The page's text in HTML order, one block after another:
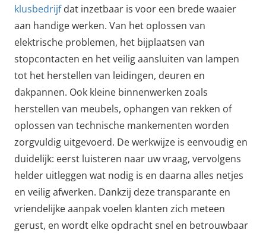
klusbedrijfdat inzetbaar is voor een brede waaier
aan handige werken. Van het oplossen van
elektrische problemen, het bijplaatsen van
stopcontacten en het veilig aansluiten van lampen
tot het herstellen van leidingen, deuren en
dakpannen. Ook kleine binnenwerken zoals
herstellen van meubels, ophangen van rekken of
oplossen van technische mankementen worden
zorgvuldig uitgevoerd. De werkwijze is eenvoudig en
duidelijk: eerst luisteren naar uw vraag, vervolgens
helder uitleggen wat nodig is en daarna alles netjes
en veilig afwerken. Dankzij deze transparante en
vriendelijke aanpak voelen klanten zich meteen
gerust, en wordt elke opdracht snel en betrouwbaar